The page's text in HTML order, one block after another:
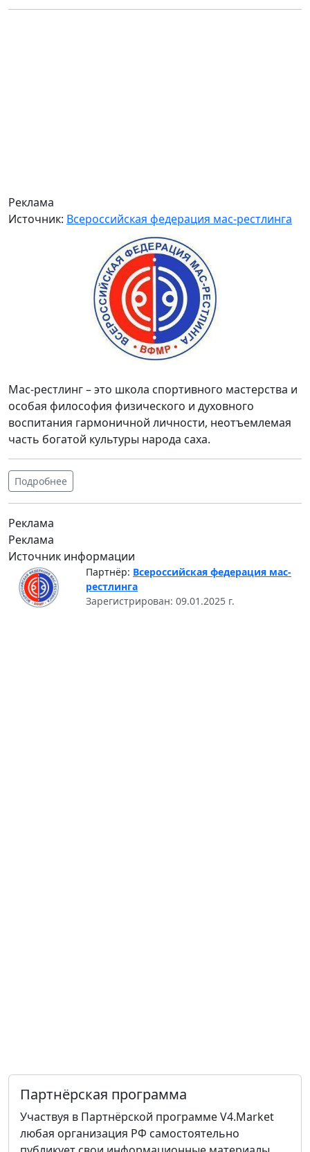
Реклама
Источник: Всероссийская федерация мас-рестлинга
Мас-рестлинг – это школа спортивного мастерства и
особая философия физического и духовного
воспитания гармоничной личности, неотъемлемая
часть богатой культуры народа саха.
Подробнее
Реклама
Реклама
Источник информации
Партнёр: Всероссийская федерация мас-
рестлинга
Зарегистрирован: 09.01.2025 г.
Партнёрская программа
Участвуя в Партнёрской программе V4.Market
любая организация РФ самостоятельно